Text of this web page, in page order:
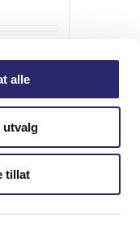
alle
utvalg
tillat